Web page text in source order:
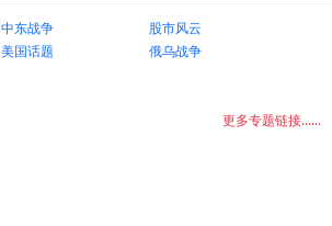
中东战争
股市风云
美国话题
俄乌战争
更多专题链接......